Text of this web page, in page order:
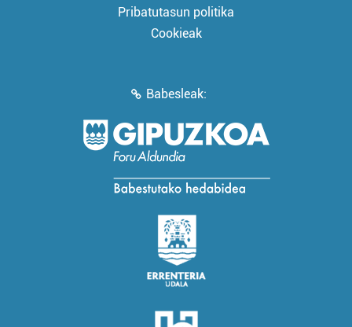
Pribatutasun politika
Cookieak
Babesleak: